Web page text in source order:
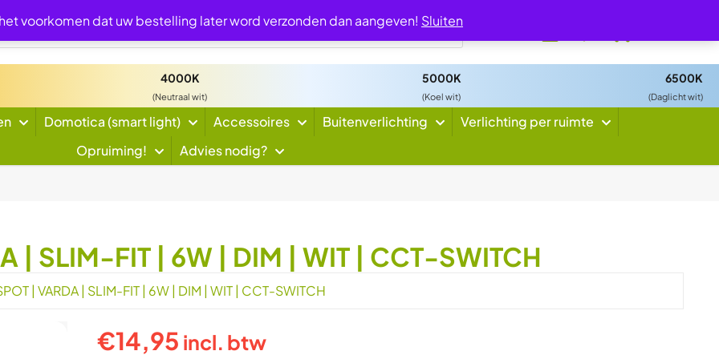
4000K
(Neutraal wit)
5000K
(Koel wit)
6500K
(Daglicht wit)
Domotica (smart light) Accessoires Buitenverlichting
Verlichting per ruimte
Opruiming!
Advies nodig?
| SLIM-FIT | 6W | DIM | WIT | CCT-SWITCH
| VARDA | SLIM-FIT | 6W | DIM | WIT | CCT-SWITCH
€14,95 incl. btw
voorkomen dat uw bestelling later word verzonden dan aangeven! Sluiten